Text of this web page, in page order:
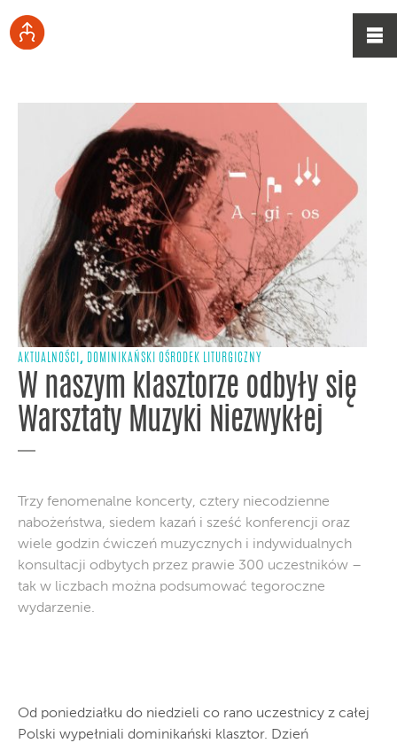
AKTUALNOŚCI , DOMINIKAŃSKI OŚRODEK LITURGICZNY
W naszym klasztorze odbyły się
Warsztaty Muzyki Niezwykłej
Trzy fenomenalne koncerty, cztery niecodzienne
nabożeństwa, siedem kazań i sześć konferencji oraz
wiele godzin ćwiczeń muzycznych i indywidualnych
konsultacji odbytych przez prawie 300 uczestników –
tak w liczbach można podsumować tegoroczne
wydarzenie.
Od poniedziałku do niedzieli co rano uczestnicy z całej
Polski wypełniali dominikański klasztor. Dzień